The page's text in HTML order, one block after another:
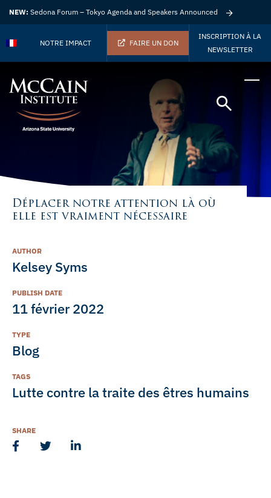
NEW: Sedona Forum – Tokyo Agenda and Speakers Announced
NOTRE IMPACT FAIRE UN DON
INSCRIPTION À LA
NEWSLETTER
Déplacer notre attention là où
elle est vraiment nécessaire
AUTHOR
Kelsey Syms
PUBLISH DATE
11 février 2022
TYPE
Blog
TAGS
Lutte contre la traite des êtres humains
SHARE